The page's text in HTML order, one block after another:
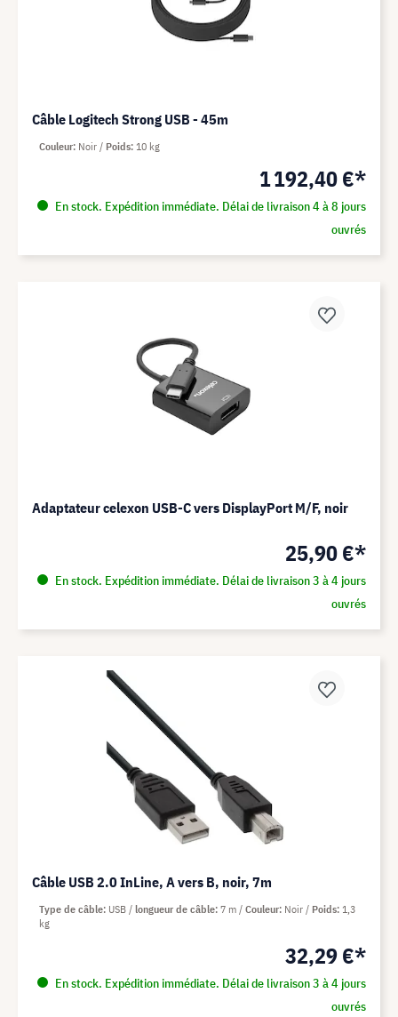
Câble Logitech Strong USB - 45m
1 192,40 €*
En stock. Expédition immédiate. Délai de livraison 4 à 8 jours
ouvrés
Couleur Noir Poids 10 kg
Adaptateur celexon USB-C vers DisplayPort M/F, noir
25,90 €*
En stock. Expédition immédiate. Délai de livraison 3 à 4 jours
ouvrés
Câble USB 2.0 InLine, A vers B, noir, 7m
32,29 €*
En stock. Expédition immédiate. Délai de livraison 3 à 4 jours
ouvrés
Type de câble USB longueur de câble 7 m Couleur Noir Poids 1,3
kg